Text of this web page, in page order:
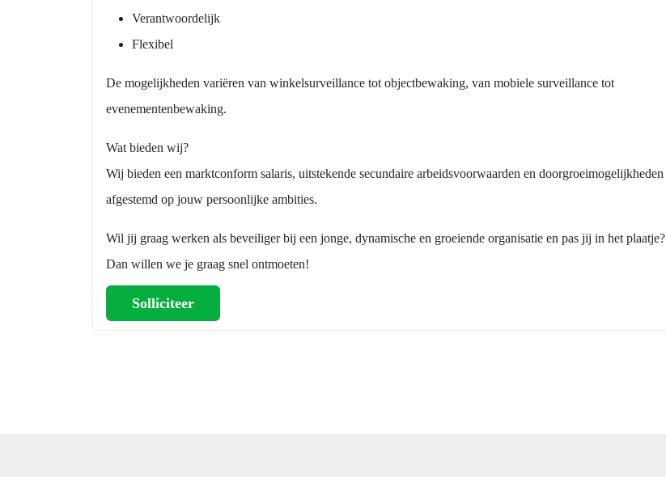
Verantwoordelijk
Flexibel
De mogelijkheden variëren van winkelsurveillance tot objectbewaking, van mobiele surveillance tot
evenementenbewaking.
Wat bieden wij?
Wij bieden een marktconform salaris, uitstekende secundaire arbeidsvoorwaarden en doorgroeimogelijkheden
afgestemd op jouw persoonlijke ambities.
Wil jij graag werken als beveiliger bij een jonge, dynamische en groeiende organisatie en pas jij in het plaatje?
Dan willen we je graag snel ontmoeten!
Solliciteer